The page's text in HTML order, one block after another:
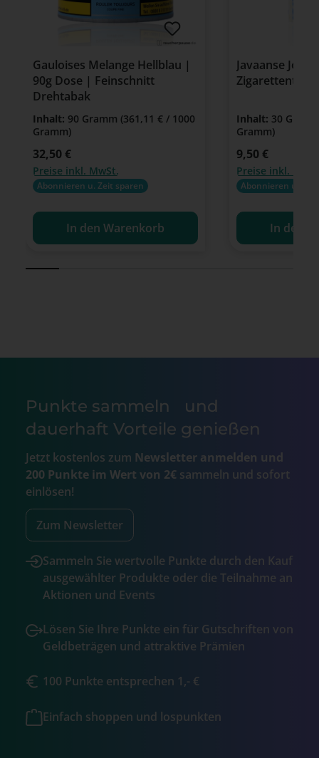
Gauloises Melange Hellblau |
90g Dose | Feinschnitt
Drehtabak
Inhalt: 90 Gramm (361,11 € / 1000
Gramm)
Regulärer Preis:
32,50 €
Preise inkl. MwSt.
Abonnieren u. Zeit sparen
In den Warenkorb
Javaanse
Inhalt: 30
Gramm)
Regulärer Preis:
9,50 €
Preise inkl.
Abonnieren u.
In den
Punkte sammeln und
dauerhaft Vorteile genießen
Jetzt kostenlos zum Newsletter anmelden und
200 Punkte im Wert von 2€ sammeln und sofort
einlösen!
Zum Newsletter
Sammeln Sie wertvolle Punkte durch den Kauf
ausgewählter Produkte oder die Teilnahme an
Aktionen und Events
Lösen Sie Ihre Punkte ein für Gutschriften von
Geldbeträgen und attraktive Prämien
100 Punkte entsprechen 1,- €
Einfach shoppen und lospunkten